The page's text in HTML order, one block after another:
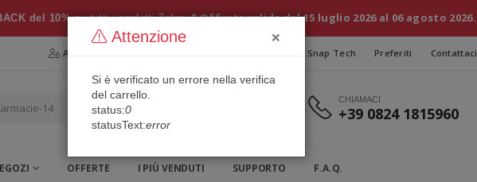
del 10%su tutti i prodotti Zebra * Offerta valida dal 15 luglio 2026 al 06 agosto 2026.
Area Riservata Snap Tech Preferiti Contattaci
CHIAMACI
+39 0824 1815960
OFFERTE I PIÙ VENDUTI SUPPORTO F.A.Q.
Attenzione ×
Si è verificato un errore nella verifica
del carrello.
status:0
statusText:error